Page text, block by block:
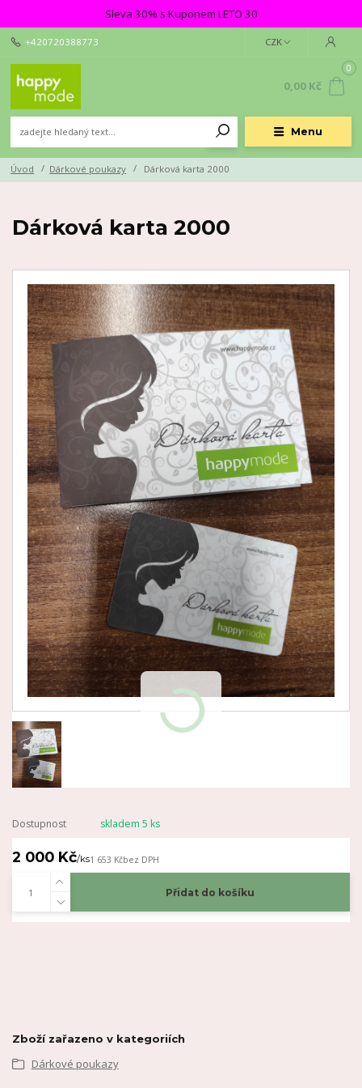
Sleva 30% s Kuponem LETO 30
Menu
CZK
+420720388773
0
0,00 Kč
Úvod Dárkové poukazy Dárková karta 2000
Dárková karta 2000
Dostupnost skladem 5 ks
2 000 Kč/ks1 653 Kčbez DPH
Přidat do košíku
Zboží zařazeno v kategoriích
Dárkové poukazy